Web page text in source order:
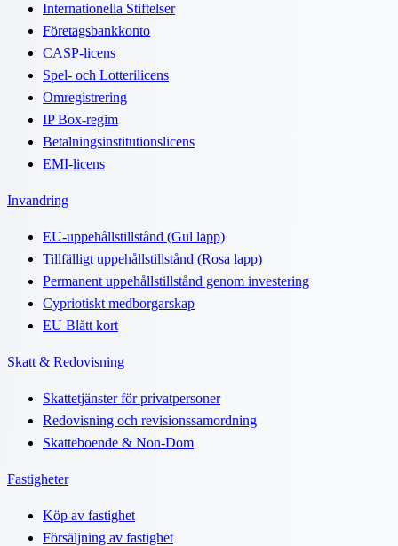
Internationella Stiftelser
Företagsbankkonto
CASP-licens
Spel- och Lotterilicens
Omregistrering
IP Box-regim
Betalningsinstitutionslicens
EMI-licens
Invandring
EU-uppehållstillstånd (Gul lapp)
Tillfälligt uppehållstillstånd (Rosa lapp)
Permanent uppehållstillstånd genom investering
Cypriotiskt medborgarskap
EU Blått kort
Skatt & Redovisning
Skattetjänster för privatpersoner
Redovisning och revisionssamordning
Skatteboende & Non-Dom
Fastigheter
Köp av fastighet
Försäljning av fastighet